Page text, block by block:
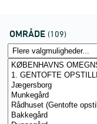
OMRÅDE (109)